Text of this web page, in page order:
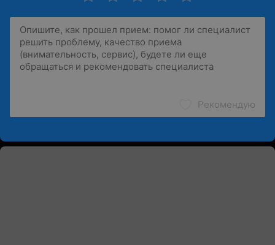
Рекомендую